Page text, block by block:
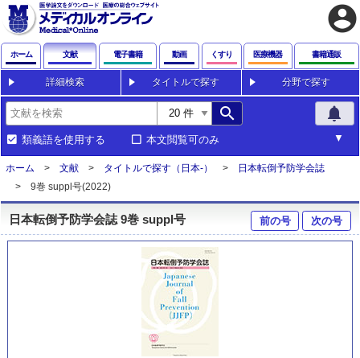
account_circle
ホーム 文献 電子書籍 動画 くすり 医療機器 書籍通販
詳細検索 タイトルで探す 分野で探す
search notifications
類義語を使用する 本文閲覧可のみ
ホーム 文献 タイトルで探す（日本-）
日本転倒予防学会誌
9巻 suppl号(2022)
日本転倒予防学会誌 9巻 suppl号 前の号 次の号